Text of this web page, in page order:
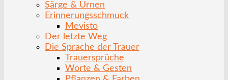
Särge & Urnen
Erinnerungsschmuck
Mevisto
Der letzte Weg
Die Sprache der Trauer
Trauersprüche
Worte & Gesten